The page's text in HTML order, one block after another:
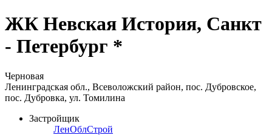
ЖК Невская История, Санкт
- Петербург *
Черновая
Ленинградская обл., Всеволожский район, пос. Дубровское,
пос. Дубровка, ул. Томилина
Застройщик
ЛенОблСтрой